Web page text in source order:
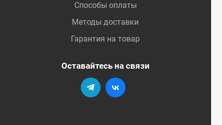
Способы оплаты
Методы доставки
Гарантия на товар
Оставайтесь на связи